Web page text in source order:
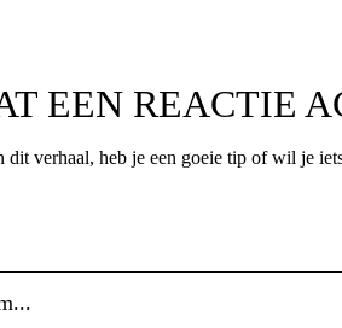
EEN REACTIE
verhaal, heb je een goeie tip of wil je